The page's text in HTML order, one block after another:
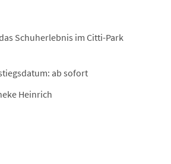
Schuherlebnis im Citti-Park
ab sofort
Heinrich